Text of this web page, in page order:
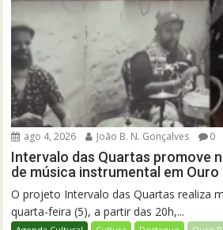
ago 4, 2026 João B. N. Gonçalves 0
Intervalo das Quartas promove
de música instrumental em Ouro
O projeto Intervalo das Quartas realiza
quarta-feira (5), a partir das 20h,...